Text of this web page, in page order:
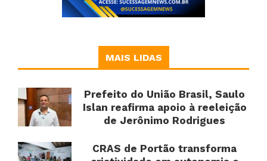
MAIS LIDAS
Prefeito do União Brasil, Saulo
Islan reafirma apoio à reeleição
de Jerônimo Rodrigues
CRAS de Portão transforma